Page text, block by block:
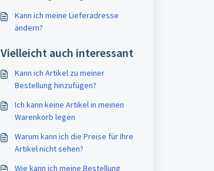
Kann ich meine Lieferadresse
ändern?
Vielleicht auch interessant
Kann ich Artikel zu meiner
Bestellung hinzufügen?
Ich kann keine Artikel in meinen
Warenkorb legen
Warum kann ich die Preise für Ihre
Artikel nicht sehen?
Wie kann ich meine Bestellung